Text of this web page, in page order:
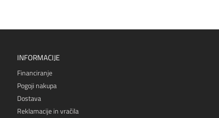
INFORMACIJE
Financiranje
Pogoji nakupa
Dostava
Reklamacije in vračila